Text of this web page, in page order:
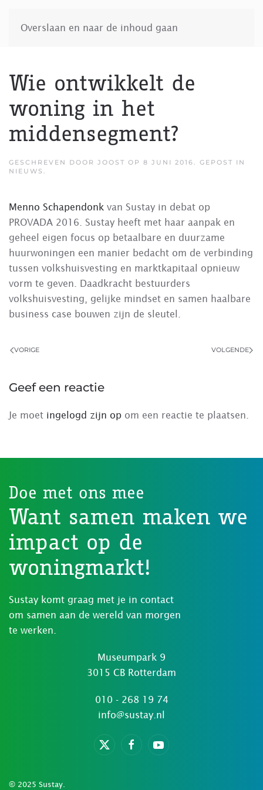
Overslaan en naar de inhoud gaan
Wie ontwikkelt de
woning in het
middensegment?
GESCHREVEN DOOR JOOST OP 8 JUNI 2016. GEPOST IN
NIEUWS .
Menno Schapendonk van Sustay in debat op
PROVADA 2016. Sustay heeft met haar aanpak en
geheel eigen focus op betaalbare en duurzame
huurwoningen een manier bedacht om de verbinding
tussen volkshuisvesting en marktkapitaal opnieuw
vorm te geven. Daadkracht bestuurders
volkshuisvesting, gelijke mindset en samen haalbare
business case bouwen zijn de sleutel.
VORIGE VOLGENDE
Geef een reactie
Je moet ingelogd zijn op om een reactie te plaatsen.
Doe met ons mee
Want samen maken we
impact op de
woningmarkt!
Sustay komt graag met je in contact
om samen aan de wereld van morgen
te werken.
Museumpark 9
3015 CB Rotterdam
010 - 268 19 74
info@sustay.nl
© 2025 Sustay.